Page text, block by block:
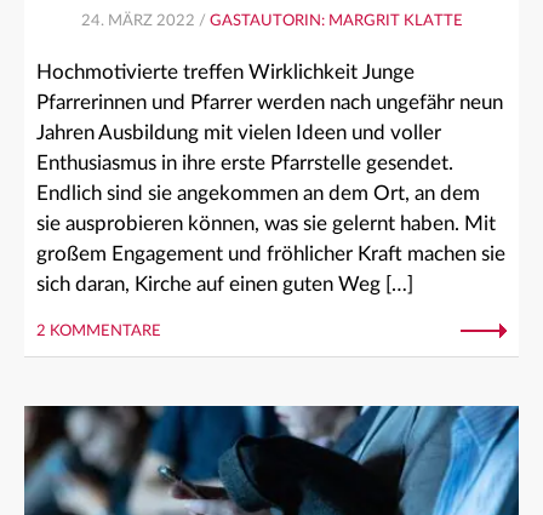
24. MÄRZ 2022 / GASTAUTORIN: MARGRIT KLATTE
Hochmotivierte treffen Wirklichkeit Junge
Pfarrerinnen und Pfarrer werden nach ungefähr neun
Jahren Ausbildung mit vielen Ideen und voller
Enthusiasmus in ihre erste Pfarrstelle gesendet.
Endlich sind sie angekommen an dem Ort, an dem
sie ausprobieren können, was sie gelernt haben. Mit
großem Engagement und fröhlicher Kraft machen sie
sich daran, Kirche auf einen guten Weg […]
2 KOMMENTARE